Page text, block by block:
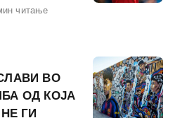
читање
ВО
ОД КОЈА
ГИ